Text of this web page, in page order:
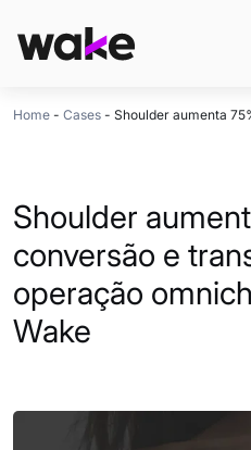
Home - Cases - Shoulder aumenta
Shoulder
conversão e
operação
Wake